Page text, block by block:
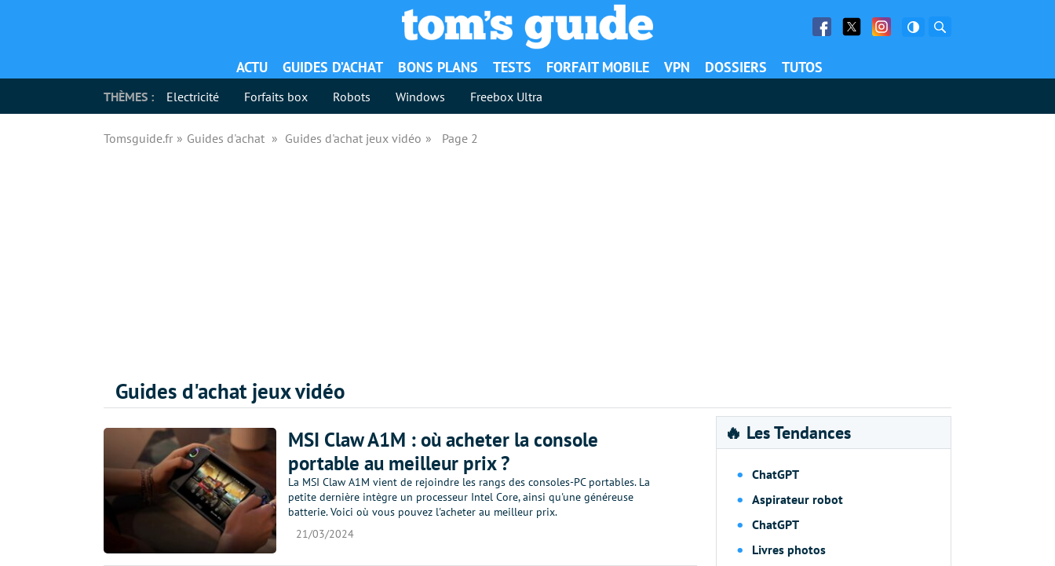
Facebook
Twitter Facebook
ACTU GUIDES D’ACHAT BONS PLANS TESTS FORFAIT MOBILE VPN DOSSIERS TUTOS
THÈMES : Electricité Forfaits box Robots Windows Freebox Ultra
Tomsguide.fr Guides d'achat Guides d'achat jeux vidéo Page 2
Guides d'achat jeux vidéo
MSI Claw A1M : où acheter la console
portable au meilleur prix ?
La MSI Claw A1M vient de rejoindre les rangs des consoles-PC portables. La
petite dernière intègre un processeur Intel Core, ainsi qu'une généreuse
batterie. Voici où vous pouvez l'acheter au meilleur prix.
21/03/2024
🔥 Les Tendances
ChatGPT
Aspirateur robot
ChatGPT
Livres photos